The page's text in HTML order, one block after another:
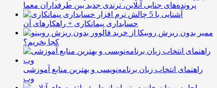
پرونده‌های جنایی آنلاین، ترندی جدید بین طرفداران معما
آشنایی با 5 چالش
حسابداری پیمانکاری + راهکارهای آن
ممبر بدون ریزش روبیکا از
کجا بخریم؟
راهنمای انتخاب زبان برنامه‌نویسی و بهترین منابع آموزشی
وب